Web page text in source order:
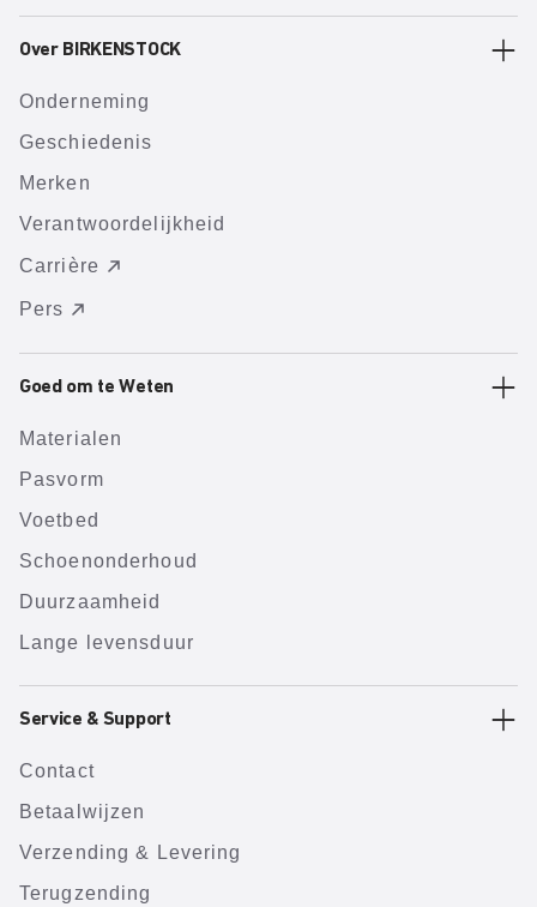
Over BIRKENSTOCK
Onderneming
Geschiedenis
Merken
Verantwoordelijkheid
Carrière
Pers
Goed om te Weten
Materialen
Pasvorm
Voetbed
Schoenonderhoud
Duurzaamheid
Lange levensduur
Service & Support
Contact
Betaalwijzen
Verzending & Levering
Terugzending